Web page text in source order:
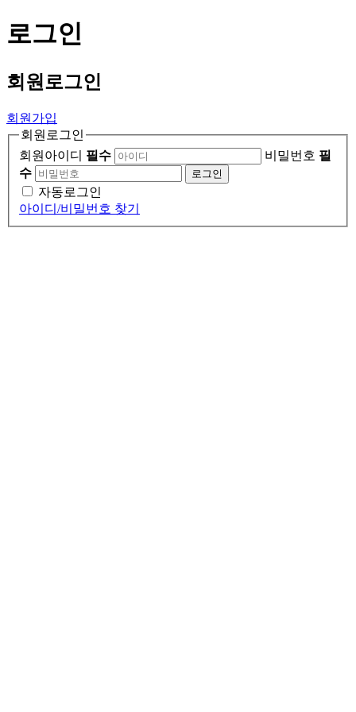
로그인
회원 로그인
회원가입
회원로그인
회원아이디 필수 비밀번호 필
수
로그인
자동로그인
아이디/비밀번호 찾기